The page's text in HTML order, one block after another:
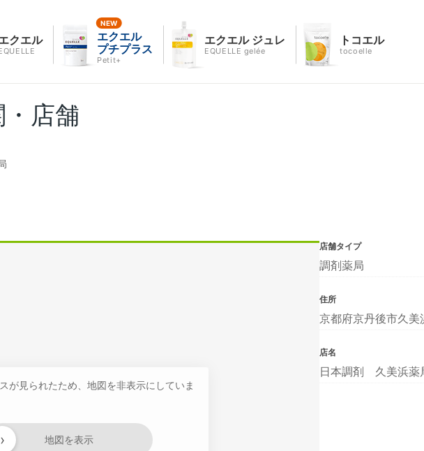
クエル
エクエル
プチプラス
Petit+
エクエル ジュレ
EQUELLE gelée
トコエル
tocoelle
店舗
が見られたため、地図を非表示にしていま
地図を表示
›
店舗タイプ
調剤薬局
住所
京都府京丹後市久美
店名
日本調剤 久美浜薬